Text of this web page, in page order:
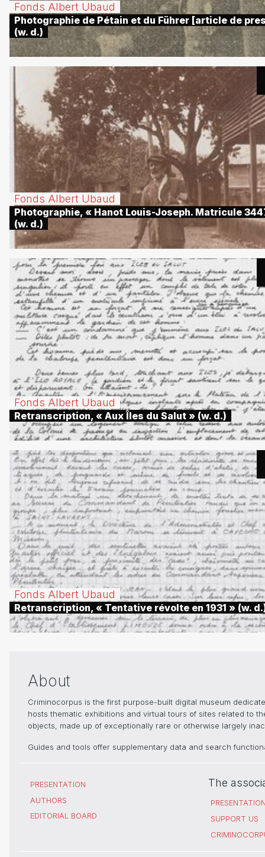
Fonds Albert Ubaud
Photographie de Pétain et du Führer [article de
(w. d.)
Fonds Albert Ubaud
Photographie, « Hanot Louis-Joseph. Matricule
(w. d.)
Fonds Albert Ubaud
Retranscription, « Aux Îles du Salut » (w. d.)
Fonds Albert Ubaud
Retranscription, « Tentative révolte en 1931 » (w.
About
Criminocorpus is the first purpose-built digital museum
hosts thematic exhibitions and virtual tours of sites related to
objects, made up of exceptionally rare or otherwise largely
Guides and tools offer supplementary data and search
PRESENTATION
AUTHORS
EDITORIAL BOARD
The
SUPPORT US